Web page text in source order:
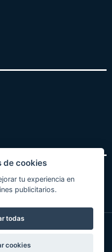
de cookies
tu experiencia en
publicitarios.
todas
cookies